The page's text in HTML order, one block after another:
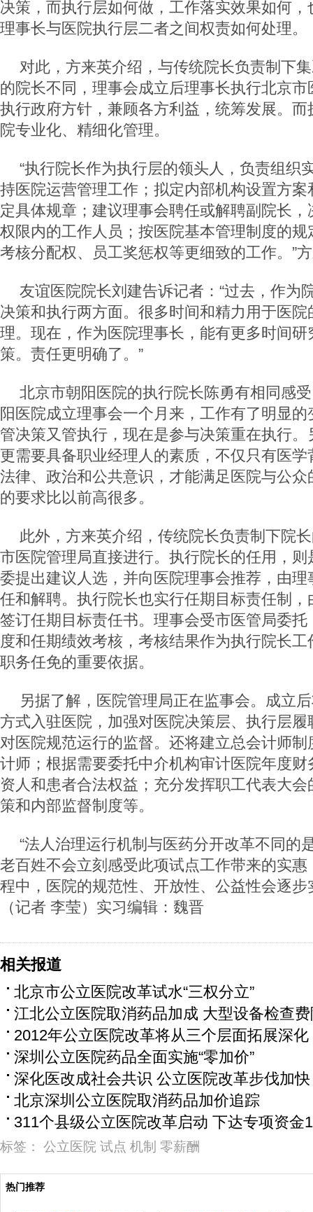
决策，而执行层如何做，工作落实效果如何
理事长与医院执行层二者之间权责如何处理。
对此，方来英介绍，与传统院长负责制下
的院长不同，理事会成立后理事长执行北京
执行政府方针，兼顾各方利益，统筹发展。
院专业化、精细化管理。
“执行院长作为执行层的领头人，负责组织
持医院运营管理工作；拟定内部机构设置方
定具体规章；建议理事会聘任或解聘副院长
权限内的工作人员；按医院基本管理制度的
考核分配权、员工奖惩权等更细致的工作。”
友谊医院院长刘建告诉记者：“过去，作为
决策和执行两方面。很多时间和精力用于医
理。现在，作为医院理事长，能有更多时间
策。责任更明确了。”
北京市朝阳医院的执行院长陈勇有相同感
阳医院成立理事会一个月来，工作有了明显的
管决策又管执行，现在是参与决策重在执行
更需要具备职业经理人的素质，不仅只有医
法律、政治和公共意识，才能满足医院与公
的要求比以前高很多。
此外，方来英介绍，传统院长负责制下院
市医院管理局直接进行。执行院长的任用，
委提出建议人选，并向医院理事会推荐，由
任和解聘。执行院长也实行任期目标责任制
签订任期目标责任书。理事会受市医管局委
度和任期绩效考核，考核结果作为执行院长
职务任免的重要依据。
另据了解，医院管理局正在监事会。成立
方式入驻医院，加强对医院决策层、执行层
对医院规范运行的监督。还将建立总会计师
计师；根据需要委托中介机构审计医院年度
资人和患者合法权益；充分发挥职工代表大
策和内部监督制度等。
“法人治理运行机制与医药分开改革不同的
老百姓不会立刻感受此项试点工作带来的实
程中，医院的规范性、开放性、公益性会逐步
（记者 李莹）实习编辑：魏晋
相关报道
北京市公立医院改革试水“三权分立”
江北公立医院取消药品加成 大型设备检查
2012年公立医院改革将从三个层面拓展深化
深圳公立医院药品全面实施“零加价”
深化医改成社会共识 公立医院改革步伐加快
北京深圳公立医院取消药品加价追踪
311个县级公立医院改革启动 下达专项资金
标签： 公立医院 试点 机制 零薪酬
热门推荐